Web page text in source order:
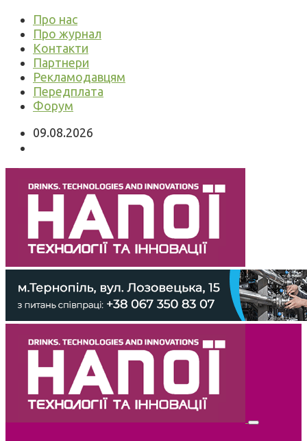
Про нас
Про журнал
Контакти
Партнери
Рекламодавцям
Передплата
Форум
09.08.2026